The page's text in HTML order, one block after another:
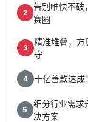
2
告别唯快不破
赛圈
3
精准堆叠，方
守
4 十亿善款达成
5
细分行业需求
决方案